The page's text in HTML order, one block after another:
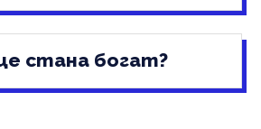
стана богат?